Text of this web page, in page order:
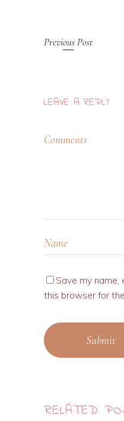
Previous Post
LEAVE A REPLY
Save my name,
this browser for
Submit
RELATED